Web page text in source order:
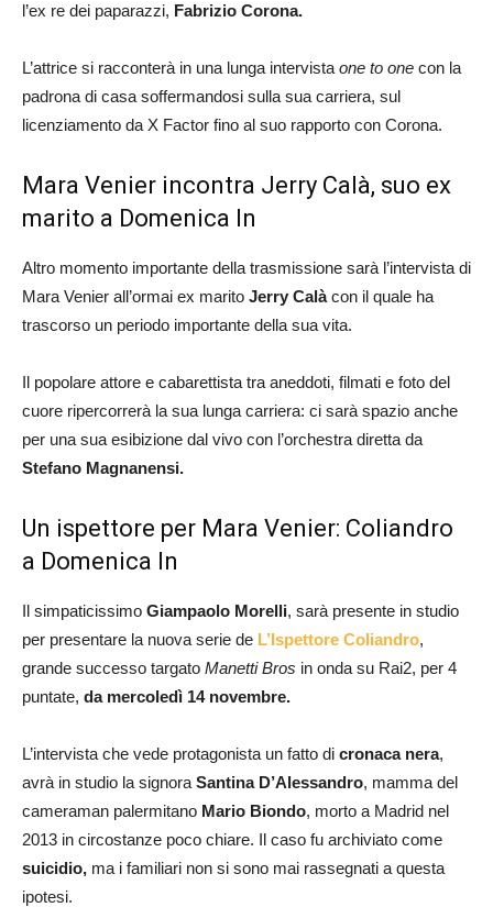
l’ex re dei paparazzi, Fabrizio Corona.
L’attrice si racconterà in una lunga intervista one to one con la
padrona di casa soffermandosi sulla sua carriera, sul
licenziamento da X Factor fino al suo rapporto con Corona.
Mara Venier incontra Jerry Calà, suo ex
marito a Domenica In
Altro momento importante della trasmissione sarà l’intervista di
Mara Venier all’ormai ex marito Jerry Calàcon il quale ha
trascorso un periodo importante della sua vita.
Il popolare attore e cabarettista tra aneddoti, filmati e foto del
cuore ripercorrerà la sua lunga carriera: ci sarà spazio anche
per una sua esibizione dal vivo con l’orchestra diretta da
Stefano Magnanensi.
Un ispettore per Mara Venier: Coliandro
a Domenica In
Il simpaticissimo Giampaolo Morelli, sarà presente in studio
per presentare la nuova serie de L’Ispettore Coliandro,
grande successo targato Manetti Bros in onda su Rai2, per 4
puntate, da mercoledì 14 novembre.
L’intervista che vede protagonista un fatto di cronaca nera,
avrà in studio la signora Santina D’Alessandro, mamma del
cameraman palermitano Mario Biondo, morto a Madrid nel
2013 in circostanze poco chiare. Il caso fu archiviato come
suicidio, ma i familiari non si sono mai rassegnati a questa
ipotesi.